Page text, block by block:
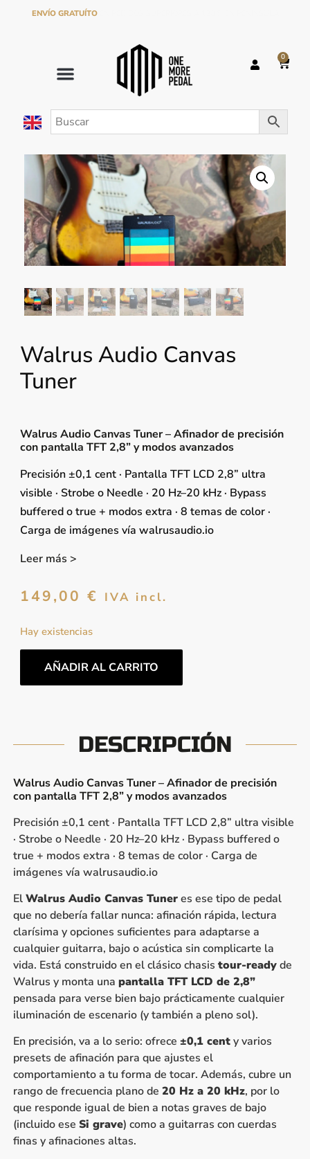
ENVÍO GRATUÍTOEN PEDIDOS SUPERIORES A 120€ EN PENÍNSULA
0
Walrus Audio Canvas
Tuner
Walrus Audio Canvas Tuner – Afinador de precisión
con pantalla TFT 2,8” y modos avanzados
Precisión ±0,1 cent · Pantalla TFT LCD 2,8” ultra
visible · Strobe o Needle · 20 Hz–20 kHz · Bypass
buffered o true + modos extra · 8 temas de color ·
Carga de imágenes vía walrusaudio.io
Leer más >
149,00 € IVA incl.
Hay existencias
AÑADIR AL CARRITO
DESCRIPCIÓN
Walrus Audio Canvas Tuner – Afinador de precisión
con pantalla TFT 2,8” y modos avanzados
Precisión ±0,1 cent · Pantalla TFT LCD 2,8” ultra visible
· Strobe o Needle · 20 Hz–20 kHz · Bypass buffered o
true + modos extra · 8 temas de color · Carga de
imágenes vía walrusaudio.io
ElWalrus Audio Canvas Tuneres ese tipo de pedal
que no debería fallar nunca: afinación rápida, lectura
clarísima y opciones suficientes para adaptarse a
cualquier guitarra, bajo o acústica sin complicarte la
vida. Está construido en el clásico chasis tour-readyde
Walrus y monta una pantalla TFT LCD de 2,8”
pensada para verse bien bajo prácticamente cualquier
iluminación de escenario (y también a pleno sol).
En precisión, va a lo serio: ofrece ±0,1 centy varios
presets de afinación para que ajustes el
comportamiento a tu forma de tocar. Además, cubre un
rango de frecuencia plano de 20 Hz a 20 kHz, por lo
que responde igual de bien a notas graves de bajo
(incluido ese Si grave) como a guitarras con cuerdas
finas y afinaciones altas.